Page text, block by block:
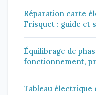
Réparation carte
Frisquet : guide et
Équilibrage de
fonctionnement,
Tableau électrique